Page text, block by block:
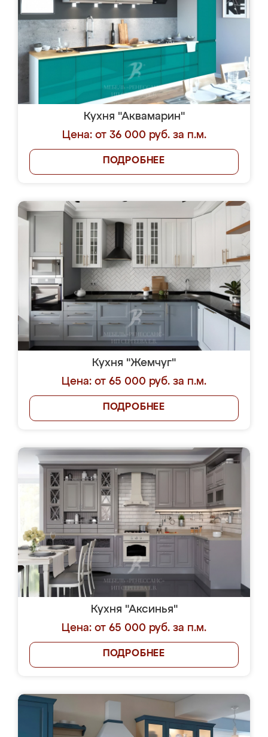
Кухня "Аквамарин"
Цена: от 36 000 руб. за п.м.
ПОДРОБНЕЕ
Кухня "Жемчуг"
Цена: от 65 000 руб. за п.м.
ПОДРОБНЕЕ
Кухня "Аксинья"
Цена: от 65 000 руб. за п.м.
ПОДРОБНЕЕ